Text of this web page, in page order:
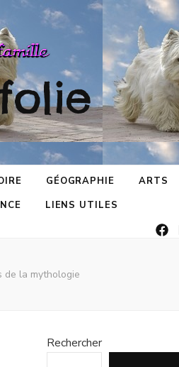
GÉOGRAPHIE ARTS
LIENS UTILES
de la mythologie
Rechercher